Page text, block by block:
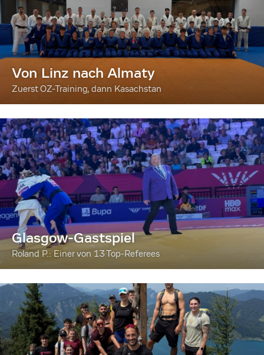
Von Linz nach Almaty
Zuerst OZ-Training, dann Kasachstan
Glasgow-Gastspiel
Roland P.: Einer von 13 Top-Referees